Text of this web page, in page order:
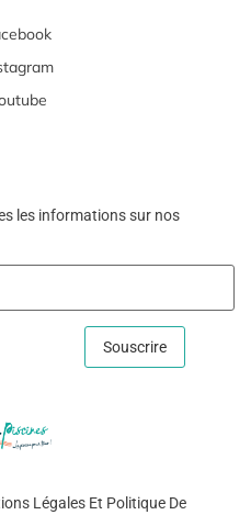
les informations sur nos
Légales Et Politique De